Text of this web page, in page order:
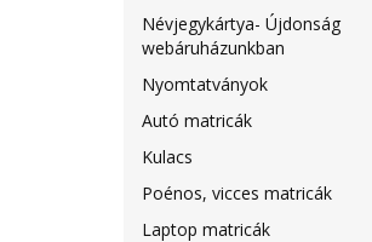
Névjegykártya- Újdonság
webáruházunkban
Nyomtatványok
Autó matricák
Kulacs
Poénos, vicces matricák
Laptop matricák